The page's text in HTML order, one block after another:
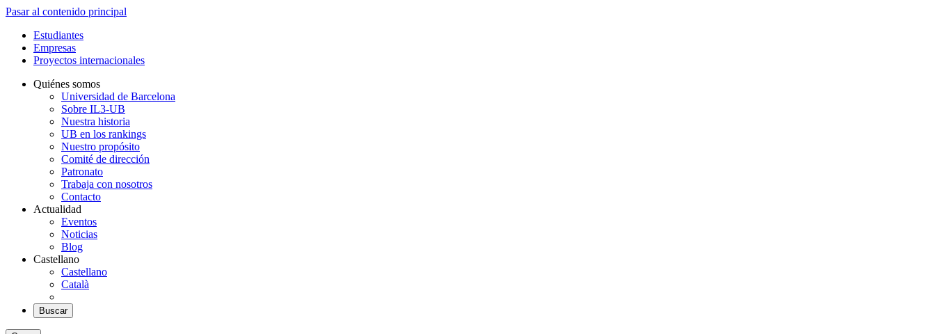
Pasar al contenido principal
Estudiantes
Empresas
Proyectos internacionales
Quiénes somos
Universidad de Barcelona
Sobre IL3-UB
Nuestra historia
UB en los rankings
Nuestro propósito
Comité de dirección
Patronato
Trabaja con nosotros
Contacto
Actualidad
Eventos
Noticias
Blog
Castellano
Castellano
Català
Buscar